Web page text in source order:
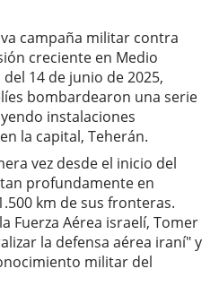
campaña militar contra
creciente en Medio
14 de junio de 2025,
bombardearon una serie
instalaciones
la capital, Teherán.
vez desde el inicio del
profundamente en
km de sus fronteras.
Fuerza Aérea israelí, Tomer
la defensa aérea iraní" y
militar del